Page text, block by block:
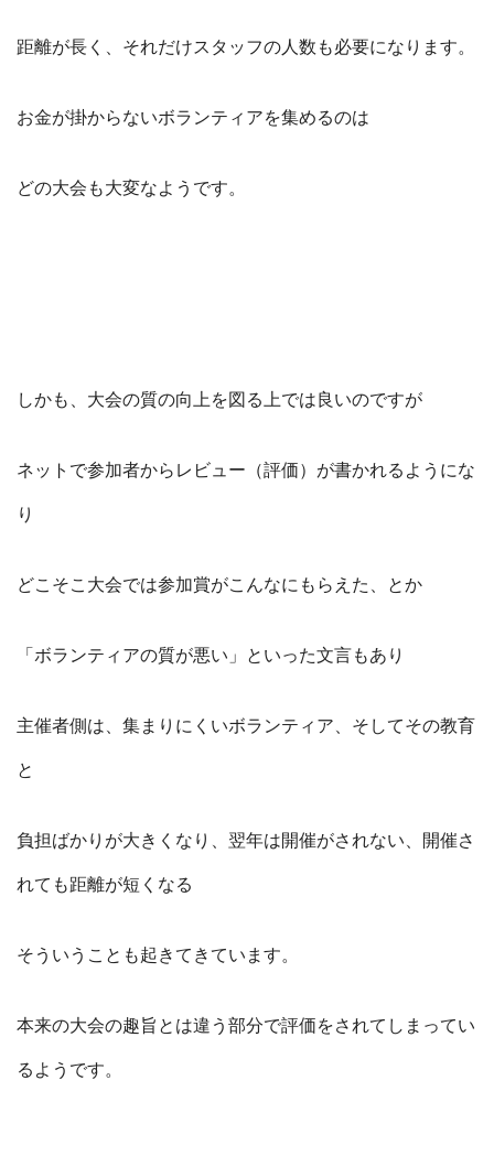
距離が長く、それだけスタッフの人数も必要になります。
お金が掛からないボランティアを集めるのは
どの大会も大変なようです。
しかも、大会の質の向上を図る上では良いのですが
ネットで参加者からレビュー（評価）が書かれるようにな
り
どこそこ大会では参加賞がこんなにもらえた、とか
「ボランティアの質が悪い」といった文言もあり
主催者側は、集まりにくいボランティア、そしてその教育
と
負担ばかりが大きくなり、翌年は開催がされない、開催さ
れても距離が短くなる
そういうことも起きてきています。
本来の大会の趣旨とは違う部分で評価をされてしまってい
るようです。